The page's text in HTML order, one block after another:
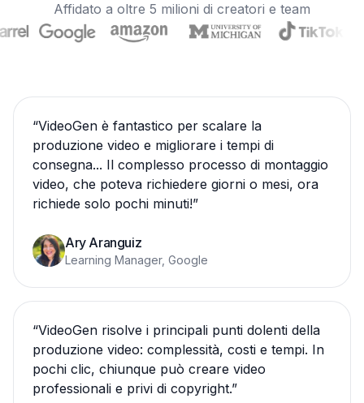
Affidato a oltre 5 milioni di creatori e team
“VideoGen è fantastico per scalare la
produzione video e migliorare i tempi di
consegna... Il complesso processo di montaggio
video, che poteva richiedere giorni o mesi, ora
richiede solo pochi minuti!”
Ary Aranguiz
Learning Manager, Google
“VideoGen risolve i principali punti dolenti della
produzione video: complessità, costi e tempi. In
pochi clic, chiunque può creare video
professionali e privi di copyright.”